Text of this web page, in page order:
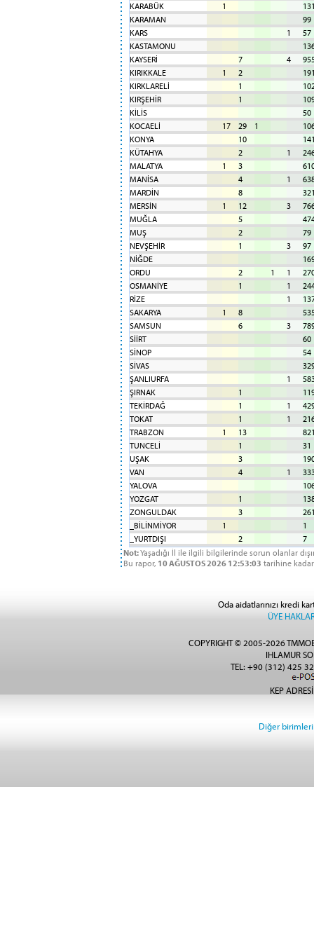
KARABÜK
1
KARAMAN
99
KARS
1
57
KASTAMONU
KAYSERİ
7 4
KIRIKKALE
1 2
KIRKLARELİ
1
KIRŞEHİR
1
KİLİS
50
KOCAELİ
17 29 1
KONYA
10
KÜTAHYA
2 1
MALATYA
1 3
MANİSA
4 1
MARDİN
8
MERSİN
1 12 3
MUĞLA
5
MUŞ
2
79
NEVŞEHİR
1 3
97
NİĞDE
ORDU
2 1 1
OSMANİYE
1 1
RİZE
1
SAKARYA
1 8
SAMSUN
6 3
SİİRT
60
SİNOP
54
SİVAS
ŞANLIURFA
1
ŞIRNAK
1
TEKİRDAĞ
1 1
TOKAT
1 1
TRABZON
1 13
TUNCELİ
1
31
UŞAK
3
VAN
4 1
YALOVA
YOZGAT
1
ZONGULDAK
3
_BİLİNMİYOR
1
1
_YURTDIŞI
2
7
Not:Yaşadığı İl ile ilgili bilgilerinde sorun olanlar
Bu rapor, 10 AĞUSTOS 2026 12:53:03 tarihine kadar
Oda aidatlarınızı kredi
ÜYE
COPYRIGHT © 2005-2026
IHLAMUR
TEL: +90 (312) 425
KEP
Diğer